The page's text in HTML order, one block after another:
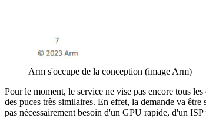
Arm s'occupe de la conception (image Arm)
Pour le moment, le service ne vise pas encore tous
des puces très similaires. En effet, la demande va
pas nécessairement besoin d'un GPU rapide, d'un